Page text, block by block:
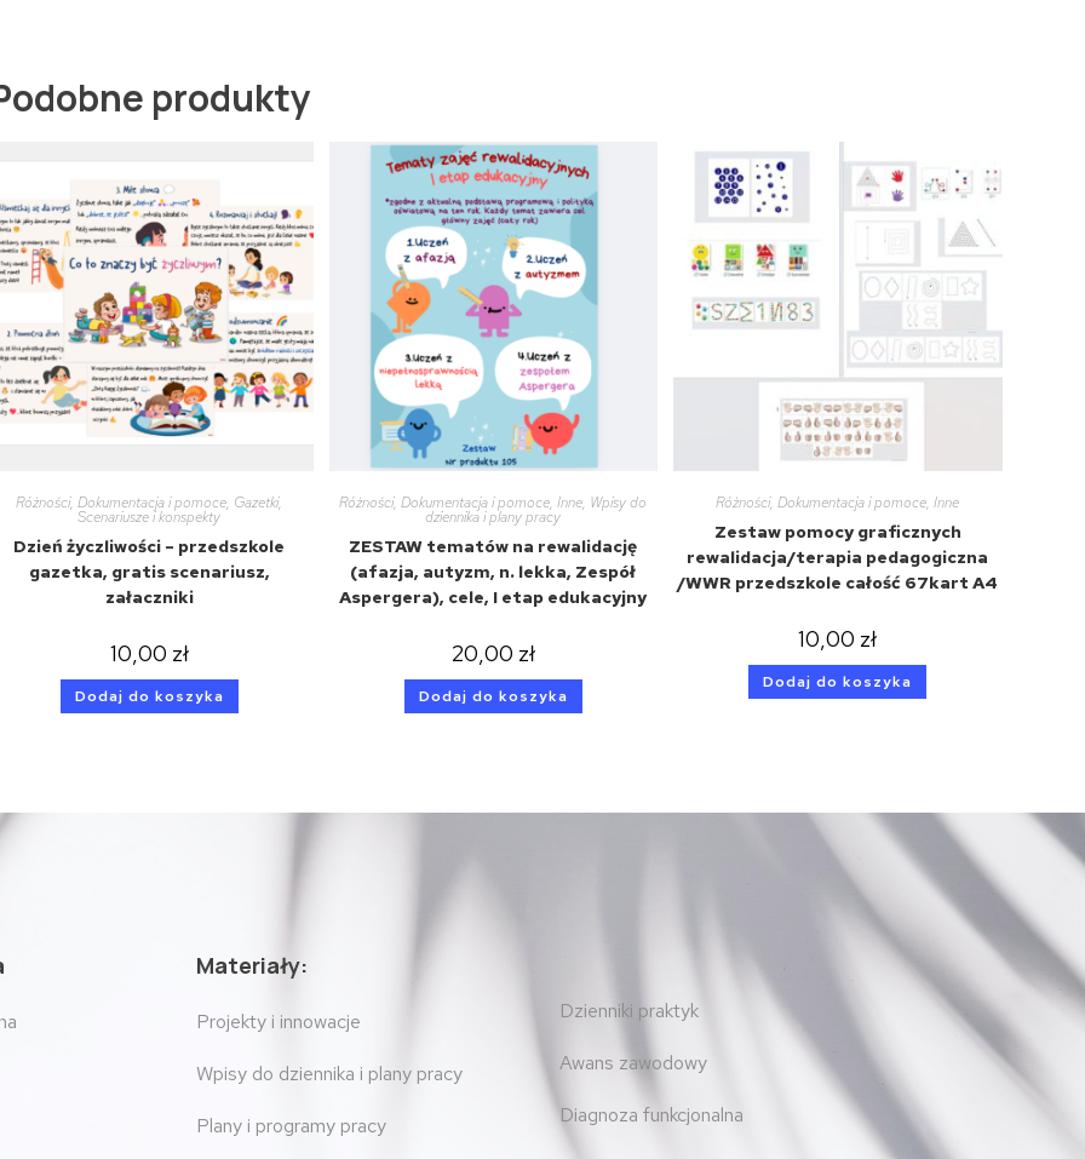
produkty
Różności,Dokumentacja i pomoce, Gazetki,
Scenariusze i konspekty
Dzień życzliwości – przedszkole
gazetka, gratis scenariusz,
załaczniki
10,00 zł
Dodaj do koszyka
Różności,Dokumentacja i pomoce,Inne, Wpisy do
dziennika i plany pracy
ZESTAW tematów na rewalidację
(afazja, autyzm, n. lekka, Zespół
Aspergera), cele, I etap edukacyjny
20,00 zł
Dodaj do koszyka
Różności,Dokumentacja i pomoce,Inne
Zestaw pomocy graficznych
rewalidacja/terapia pedagogiczna
/WWR przedszkole całość 67kart A4
10,00 zł
Dodaj do koszyka
Materiały:
Projekty i innowacje
Wpisy do dziennika i plany pracy
Plany i programy pracy
Dzienniki praktyk
Awans zawodowy
Diagnoza funkcjonalna